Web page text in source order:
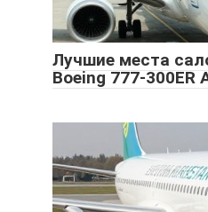
Лучшие места
Boeing 777-300ER